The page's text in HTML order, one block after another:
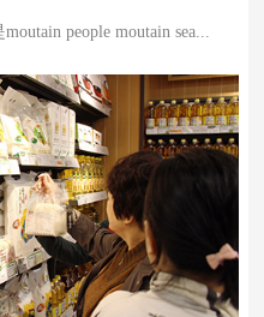
people moutain sea...